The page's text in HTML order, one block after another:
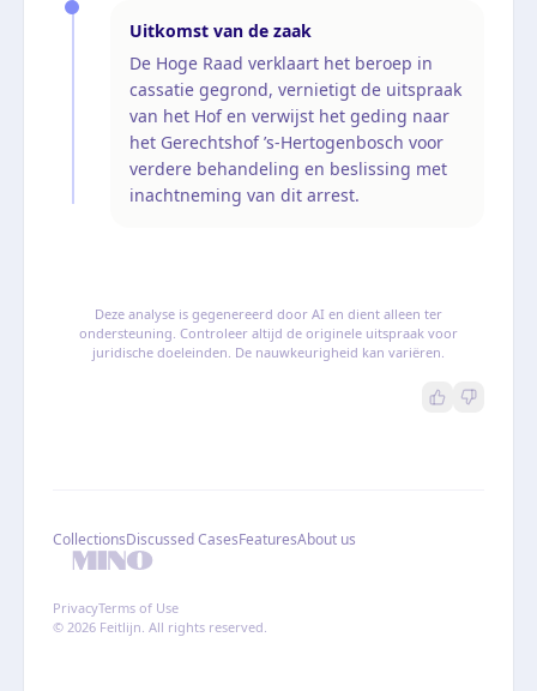
Uitkomst van de zaak
De Hoge Raad verklaart het beroep in
cassatie gegrond, vernietigt de uitspraak
van het Hof en verwijst het geding naar
het Gerechtshof ’s-Hertogenbosch voor
verdere behandeling en beslissing met
inachtneming van dit arrest.
Deze analyse is gegenereerd door AI en dient alleen ter
ondersteuning. Controleer altijd de originele uitspraak voor
juridische doeleinden. De nauwkeurigheid kan variëren.
CollectionsDiscussed CasesFeaturesAbout us
PrivacyTerms of Use
© 2026 Feitlijn. All rights reserved.